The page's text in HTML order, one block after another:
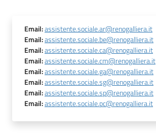
Email:assistente.sociale.ar@renogalliera.it
Email:assistente.sociale.be@renogalliera.it
Email:assistente.sociale.ca@renogalliera.it
Email:assistente.sociale.cm@renogalliera.it
Email:assistente.sociale.ga@renogalliera.it
Email:assistente.sociale.sg@renogalliera.it
Email:assistente.sociale.sp@renogalliera.it
Email:assistente.sociale.pc@renogalliera.it